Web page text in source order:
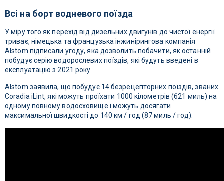
Всі на борт водневого поїзда
У міру того як перехід від дизельних двигунів до чистої енергії
триває, німецька та французька інжинірингова компанія
Alstom підписали угоду, яка дозволить побачити, як останній
побудує серію водорослевих поїздів, які будуть введені в
експлуатацію з 2021 року.
Alstom заявила, що побудує 14 безрецепторних поїздів, званих
Coradia iLint, які можуть проїхати 1000 кілометрів (621 миль) на
одному повному водосховище і можуть досягати
максимальної швидкості до 140 км / год (87 миль / год).